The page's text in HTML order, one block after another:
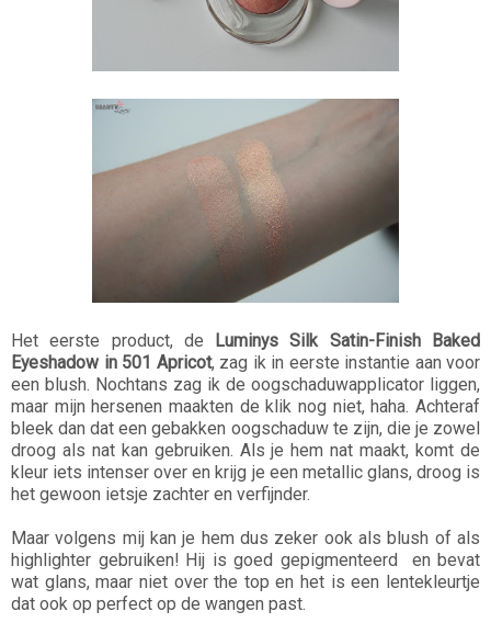
Het eerste product, de
Luminys Silk Satin-Finish Baked
Eyeshadow in 501 Apricot, zag ik in eerste instantie aan voor
een blush. Nochtans zag ik de oogschaduwapplicator liggen,
maar mijn hersenen maakten de klik nog niet, haha. Achteraf
bleek dan dat een gebakken oogschaduw te zijn, die je zowel
droog als nat kan gebruiken. Als je hem nat maakt, komt de
kleur iets intenser over en krijg je een metallic glans, droog is
het gewoon ietsje zachter en verfijnder.
Maar volgens mij kan je hem dus zeker ook als blush of als
highlighter gebruiken! Hij is goed gepigmenteerd en bevat
wat glans, maar niet over the top en het is een lentekleurtje
dat ook op perfect op de wangen past.